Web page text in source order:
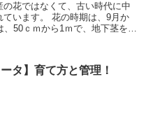
ータ】育て方と管理！